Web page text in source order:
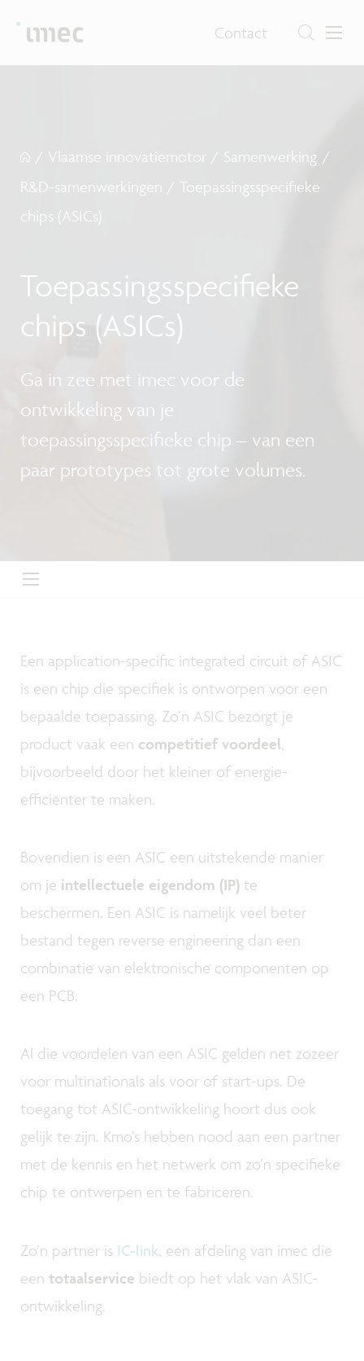
Contact
/ Vlaamse innovatiemotor / Samenwerking /
R&D-samenwerkingen / Toepassingsspecifieke
chips (ASICs)
Toepassingsspecifieke
chips (ASICs)
Ga in zee met imec voor de
ontwikkeling van je
toepassingsspecifieke chip – van een
paar prototypes tot grote volumes.
Een application-specific integrated circuit of ASIC
is een chip die specifiek is ontworpen voor een
bepaalde toepassing. Zo’n ASIC bezorgt je
product vaak een competitief voordeel,
bijvoorbeeld door het kleiner of energie-
efficiënter te maken.
Bovendien is een ASIC een uitstekende manier
om je intellectuele eigendom (IP) te
beschermen. Een ASIC is namelijk veel beter
bestand tegen reverse engineering dan een
combinatie van elektronische componenten op
een PCB.
Al die voordelen van een ASIC gelden net zozeer
voor multinationals als voor of start-ups. De
toegang tot ASIC-ontwikkeling hoort dus ook
gelijk te zijn. Kmo’s hebben nood aan een partner
met de kennis en het netwerk om zo’n specifieke
chip te ontwerpen en te fabriceren.
Zo’n partner is IC-link, een afdeling van imec die
een totaalservice biedt op het vlak van ASIC-
ontwikkeling.